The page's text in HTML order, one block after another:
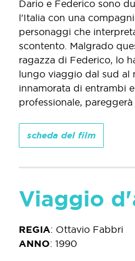
Dario e Federico sono
l'Italia con una
personaggi che
scontento. Malgrado
ragazza di Federico, lo
lungo viaggio dal sud al
innamorata di entrambi
professionale,
scheda del film
Viaggio
REGIA: Ottavio Fabbri
ANNO: 1990